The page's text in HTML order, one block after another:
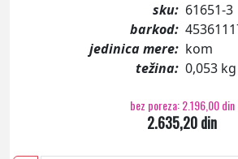
sku: 61651-3
barkod:
jedinica mere: kom
težina: 0,053 kg
bez poreza: 2.196,00 din
2.635,20 din